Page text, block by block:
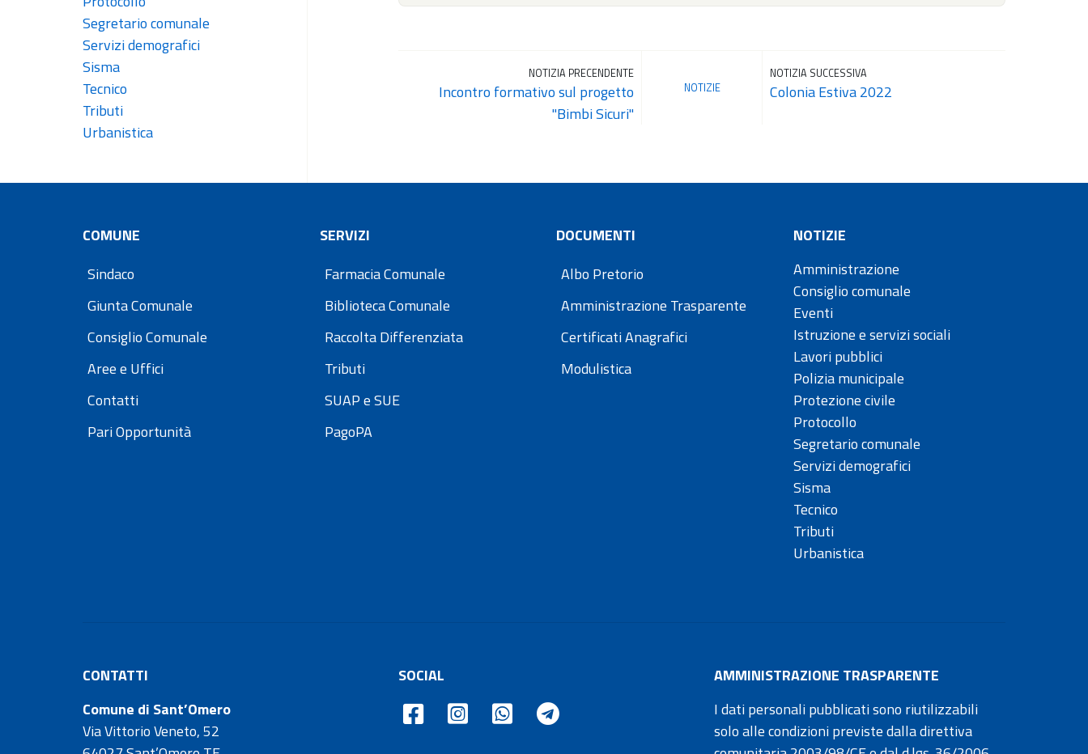
NOTIZIA PRECENDENTE
Incontro formativo sul progetto
"Bimbi Sicuri"
NOTIZIE
NOTIZIA SUCCESSIVA
Colonia Estiva 2022
Segretario comunale
Servizi demografici
Sisma
Tecnico
Tributi
Urbanistica
COMUNE
Sindaco
Giunta Comunale
Consiglio Comunale
Aree e Uffici
Contatti
Pari Opportunità
SERVIZI
Farmacia Comunale
Biblioteca Comunale
Raccolta Differenziata
Tributi
SUAP e SUE
PagoPA
DOCUMENTI
Albo Pretorio
Amministrazione Trasparente
Certificati Anagrafici
Modulistica
NOTIZIE
Amministrazione
Consiglio comunale
Eventi
Istruzione e servizi sociali
Lavori pubblici
Polizia municipale
Protezione civile
Protocollo
Segretario comunale
Servizi demografici
Sisma
Tecnico
Tributi
Urbanistica
CONTATTI
Comune di Sant’Omero
Via Vittorio Veneto, 52
SOCIAL
AMMINISTRAZIONE TRASPARENTE
I dati personali pubblicati sono riutilizzabili
solo alle condizioni previste dalla direttiva